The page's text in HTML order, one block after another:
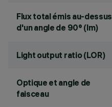
Flux total émis au-dessus
d'un angle de 90° (lm)
Light output ratio (LOR)
Optique et angle de
faisceau